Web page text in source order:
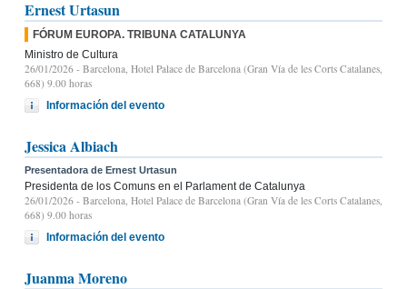
Ernest Urtasun
FÓRUM EUROPA. TRIBUNA CATALUNYA
Ministro de Cultura
26/01/2026 - Barcelona, Hotel Palace de Barcelona (Gran Vía de les Corts Catalanes,
668) 9.00 horas
Información del evento
Jessica Albiach
Presentadora de Ernest Urtasun
Presidenta de los Comuns en el Parlament de Catalunya
26/01/2026 - Barcelona, Hotel Palace de Barcelona (Gran Vía de les Corts Catalanes,
668) 9.00 horas
Información del evento
Juanma Moreno